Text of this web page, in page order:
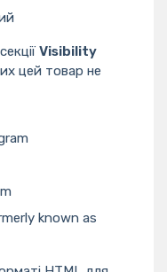
Visibility
цей товар не
known as